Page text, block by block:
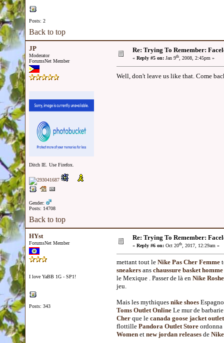
Posts: 2
Back to top
JP
Moderator
ForumsNet Member
Ditch IE. Use Firefox.
Gender:
Posts: 14708
Re: Trying To Remember:
« Reply #5 on: Jan 9th, 2008, 2:45pm »
Well, don't leave us like that. Come
Back to top
HYst
ForumsNet Member
I love YaBB 1G - SP1!
Posts: 343
Re: Trying To Remember:
« Reply #6 on: Oct 20th, 2017, 12:29am »
mettant tout le Nike Pas Cher Femme
sneakers ans chaussure basket homme
le Mexique . Passer de là en Nike
jeu.
Mais les mythiques nike shoes
Toms Outlet Online Le mur de
Cher que le canada goose jacket outlet
flottille Pandora Outlet Store ordonna
Women et new jordan releases de